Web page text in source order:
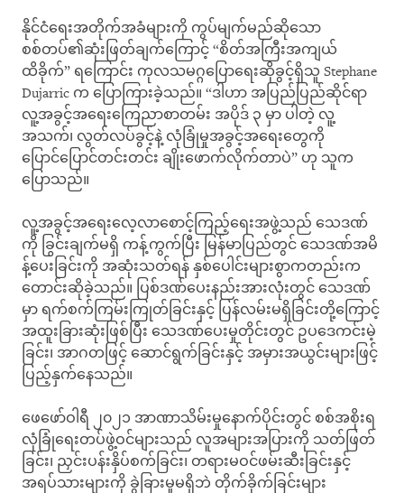
နိုင်ငံရေးအတိုက်အခံများကို ကွပ်မျက်မည်ဆိုသော
စစ်တပ်၏ဆုံးဖြတ်ချက်ကြောင့် “စိတ်အကြီးအကျယ်
ထိခိုက်” ရကြောင်း ကုလသမဂ္ဂပြောရေးဆိုခွင့်ရှိသူ Stephane
Dujarric က ပြောကြားခဲ့သည်။ “ဒါဟာ အပြည်ပြည်ဆိုင်ရာ
လူ့အခွင့်အရေးကြေညာစာတမ်း အပိုဒ် ၃ မှာ ပါတဲ့ လူ့
အသက်၊ လွတ်လပ်ခွင့်နဲ့ လုံခြုံမှုအခွင့်အရေးတွေကို
ပြောင်ပြောင်တင်းတင်း ချိုးဖောက်လိုက်တာပဲ” ဟု သူက
ပြောသည်။
လူ့အခွင့်အရေးလေ့လာစောင့်ကြည့်ရေးအဖွဲ့သည် သေဒဏ်
ကို ခြွင်းချက်မရှိ ကန့်ကွက်ပြီး မြန်မာပြည်တွင် သေဒဏ်အမိ
န့်ပေးခြင်းကို အဆုံးသတ်ရန် နှစ်ပေါင်းများစွာကတည်းက
တောင်းဆိုခဲ့သည်။ ပြစ်ဒဏ်ပေးနည်းအားလုံးတွင် သေဒဏ်
မှာ ရက်စက်ကြမ်းကြုတ်ခြင်းနှင့် ပြန်လမ်းမရှိခြင်းတို့ကြောင့်
အထူးခြားဆုံးဖြစ်ပြီး သေဒဏ်ပေးမှုတိုင်းတွင် ဥပဒေကင်းမဲ့
ခြင်း၊ အာဂတဖြင့် ဆောင်ရွက်ခြင်းနှင့် အမှားအယွင်းများဖြင့်
ပြည့်နှက်နေသည်။
ဖေဖော်ဝါရီ ၂၀၂၁ အာဏာသိမ်းမှုနောက်ပိုင်းတွင် စစ်အစိုးရ
လုံခြုံရေးတပ်ဖွဲ့ဝင်များသည် လူအများအပြားကို သတ်ဖြတ်
ခြင်း၊ ညှင်းပန်းနှိပ်စက်ခြင်း၊ တရားမဝင်ဖမ်းဆီးခြင်းနှင့်
အရပ်သားများကို ခွဲခြားမှုမရှိဘဲ တိုက်ခိုက်ခြင်းများ